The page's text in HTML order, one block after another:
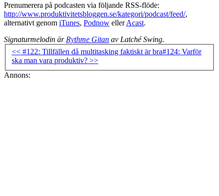
Prenumerera på podcasten via följande RSS-flöde:
http://www.produktivitetsbloggen.se/kategori/podcast/feed/,
alternativt genom iTunes, Podnow ellerAcast.
Signaturmelodin är Rythme Gitan av Latché Swing.
<< #122: Tillfällen då multitasking faktiskt är bra#124: Varför
ska man vara produktiv? >>
Annons: